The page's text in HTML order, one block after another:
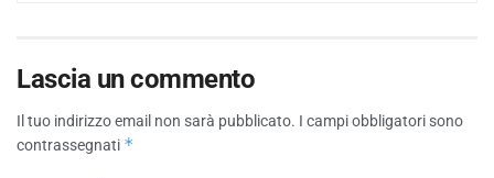
Lascia un commento
Il tuo indirizzo email non sarà pubblicato. I campi obbligatori sono
contrassegnati *